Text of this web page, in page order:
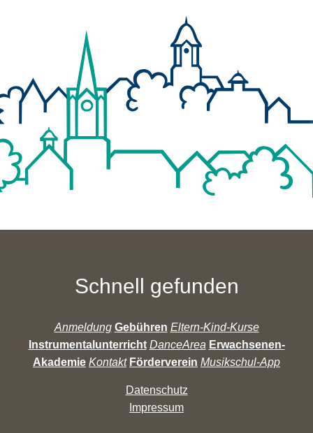
Schnell gefunden
Anmeldung Gebühren Eltern-Kind-Kurse
Instrumentalunterricht DanceArea Erwachsenen-
Akademie Kontakt Förderverein Musikschul-App
Datenschutz
Impressum